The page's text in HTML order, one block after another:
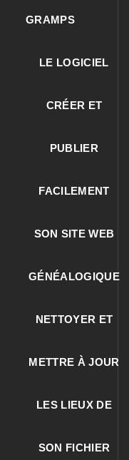
GRAMPS
LE LOGICIEL
CRÉER ET
PUBLIER
FACILEMENT
SON SITE WEB
GÉNÉALOGIQUE
NETTOYER ET
METTRE À JOUR
LES LIEUX DE
SON FICHIER